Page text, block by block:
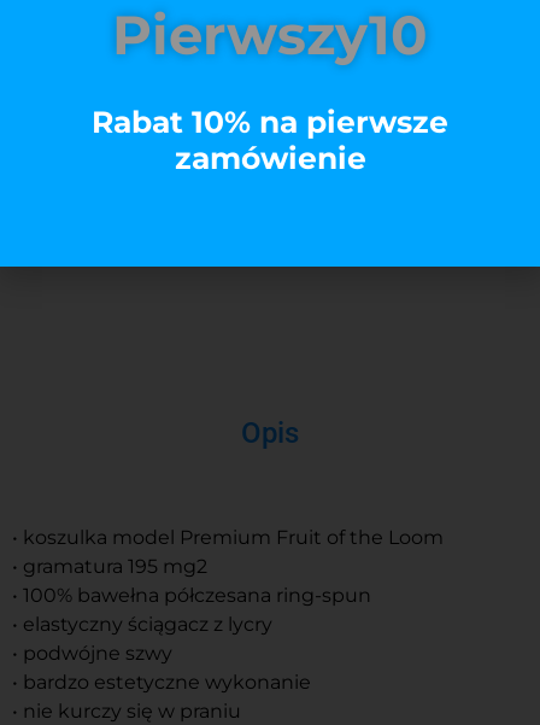
Opis
• koszulka model Premium Fruit of the Loom
• gramatura 195 mg2
• 100% bawełna półczesana ring-spun
• elastyczny ściągacz z lycry
• podwójne szwy
• bardzo estetyczne wykonanie
• nie kurczy się w praniu
Pierwszy10
Rabat 10% na pierwsze
zamówienie